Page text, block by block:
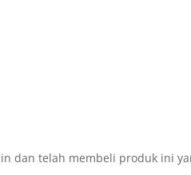
dan telah membeli produk ini